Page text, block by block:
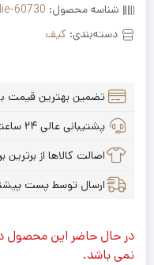
شناسه محصول: 60730
دسته‌بندی: کیف
تضمین بهترین قیمت
پشتیبانی عالی ۲۴ ساعته، ۷ روز هفته
اصالت کالاها از برترین
ارسال توسط پست
در حال حاضر این محصول
نمی باشد.